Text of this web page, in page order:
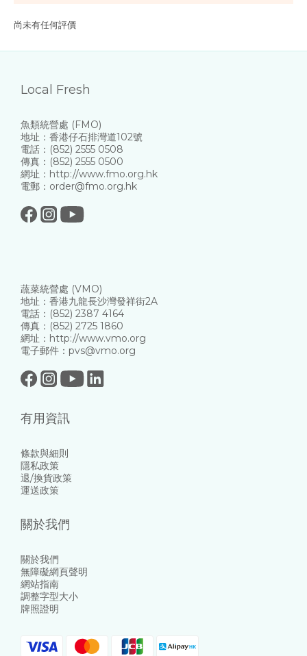
尚未有任何評價
Local Fresh
魚類統營處 (FMO)
地址：香港仔石排灣道102號
電話：(852) 2555 0508
傳真：(852) 2555 0500
網址：http://www.fmo.org.hk
電郵：order@fmo.org.hk
蔬菜統營處 (VMO)
地址：香港九龍長沙灣發祥街2A
電話：(852) 2387 4164
傳真：(852) 2725 1860
網址：http://www.vmo.org
電子郵件：pvs@vmo.org
有用資訊
條款與細則
隱私政策
退/換貨政策
運送政策
關於我們
關於我們
無障礙網頁聲明
網站指南
調整字型大小
牌照證明